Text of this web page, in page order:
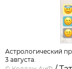
Астрологический
3 августа.